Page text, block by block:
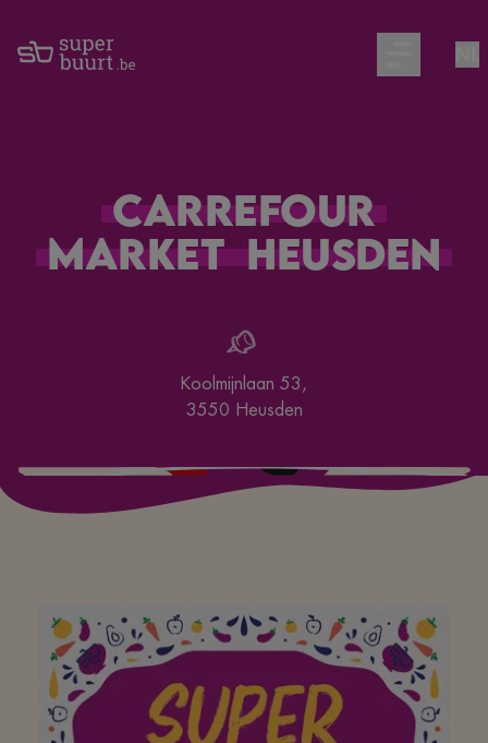
Open main
Carrefour
Market Heusden
Koolmijnlaan 53,
3550 Heusden